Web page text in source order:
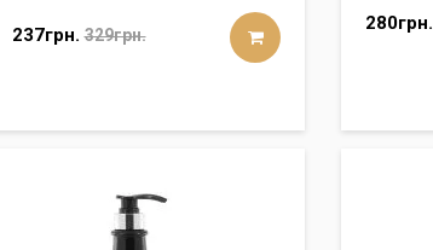
237грн. 329грн.
280грн.